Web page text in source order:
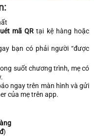
mã QR tại kệ hàng hoặc
bạn có phải người “được
suốt chương trình, mẹ có
ngay trên màn hình và gửi
của mẹ trên app.
)